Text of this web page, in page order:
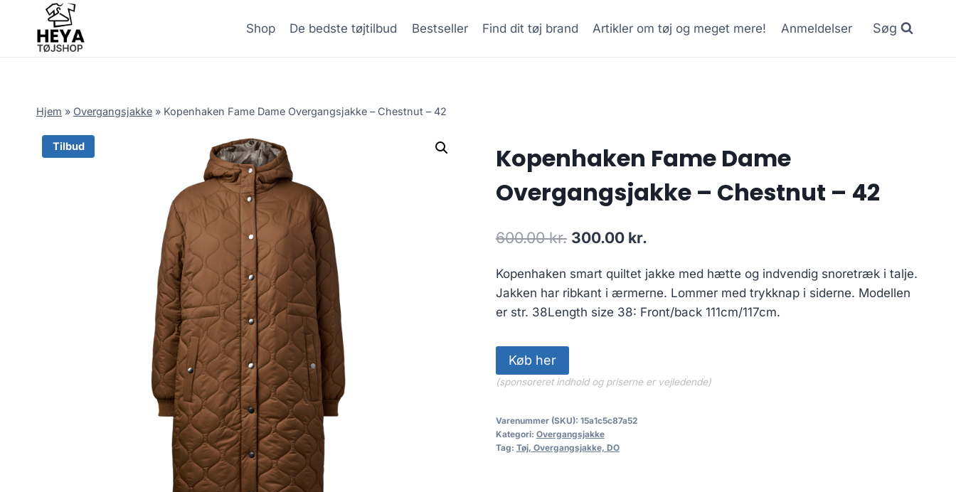
content
Shop De bedste tøjtilbud Bestseller Find dit tøj brand Artikler om tøj og meget mere! Anmeldelser Søg
Hjem » Overgangsjakke » Kopenhaken Fame Dame Overgangsjakke – Chestnut – 42
Tilbud
Kopenhaken Fame Dame
Overgangsjakke – Chestnut – 42
600.00kr. Original
was:
600.00 kr..
300.00 kr.
is:
300.00 kr..
Kopenhaken smart quiltet jakke med hætte og indvendig snoretræk i talje.
Jakken har ribkant i ærmerne. Lommer med trykknap i siderne. Modellen
er str. 38Length size 38: Front/back 111cm/117cm.
Køb her
(sponsoreret indhold og priserne er vejledende)
Varenummer (SKU): 15a1c5c87a52
Kategori: Overgangsjakke
Tag: Tøj, Overgangsjakke, DO